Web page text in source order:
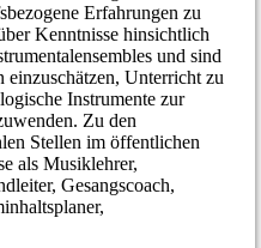
Erfahrungen zu
Kenntnisse hinsichtlich
und sind
einzuschätzen, Unterricht zu
Instrumente zur
Zu den
Stellen im öffentlichen
als Musiklehrer,
Gesangscoach,